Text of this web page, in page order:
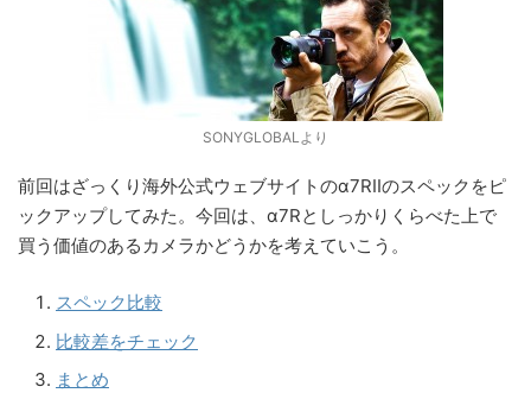
SONYGLOBALより
前回はざっくり海外公式ウェブサイトのα7RIIのスペックをピ
ックアップしてみた。今回は、α7Rとしっかりくらべた上で
買う価値のあるカメラかどうかを考えていこう。
スペック比較
比較差をチェック
まとめ